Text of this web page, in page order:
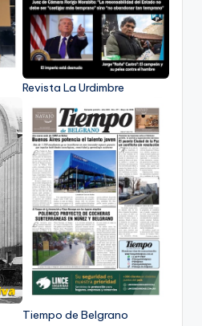
Revista La Urdimbre
Tiempo de Belgrano